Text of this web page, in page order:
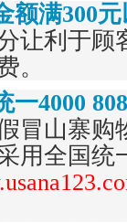
额满300
让利于顾
。
一4000
冒山寨购
用全国统
usana123.c